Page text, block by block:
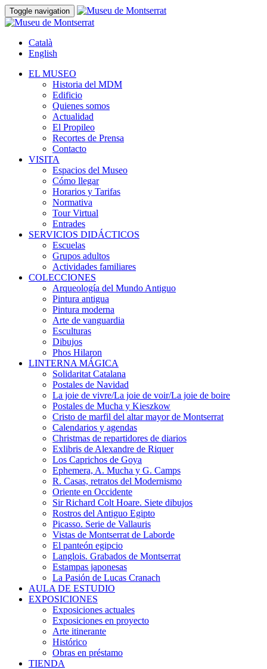
Toggle navigation
Català
English
EL MUSEO
Historia del MDM
Edificio
Quienes somos
Actualidad
El Propileo
Recortes de Prensa
Contacto
VISITA
Espacios del Museo
Cómo llegar
Horarios y Tarifas
Normativa
Tour Virtual
Entrades
SERVICIOS DIDÁCTICOS
Escuelas
Grupos adultos
Actividades familiares
COLECCIONES
Arqueología del Mundo Antiguo
Pintura antigua
Pintura moderna
Arte de vanguardia
Esculturas
Dibujos
Phos Hilaron
LINTERNA MÁGICA
Solidaritat Catalana
Postales de Navidad
La joie de vivre/La joie de voir/La joie de boire
Postales de Mucha y Kieszkow
Cristo de marfil del altar mayor de Montserrat
Calendarios y agendas
Christmas de repartidores de diarios
Exlibris de Alexandre de Riquer
Los Caprichos de Goya
Ephemera, A. Mucha y G. Camps
R. Casas, retratos del Modernismo
Oriente en Occidente
Sir Richard Colt Hoare. Siete dibujos
Rostros del Antiguo Egipto
Picasso. Serie de Vallauris
Vistas de Montserrat de Laborde
El panteón egipcio
Langlois. Grabados de Montserrat
Estampas japonesas
La Pasión de Lucas Cranach
AULA DE ESTUDIO
EXPOSICIONES
Exposiciones actuales
Exposiciones en proyecto
Arte itinerante
Histórico
Obras en préstamo
TIENDA